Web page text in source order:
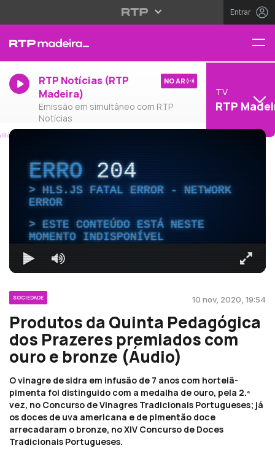
Entrar
RTP Notícias (RTP
Madeira)
Emissão em simultâneo com RTP
Notícias
NO AR
TV
RTP
ERRO204
HLS.JS FATAL ERROR - NETWORK
ERROR
ESTE CONTEÚDO ESTÁ NESTE
MOMENTO INDISPONÍVEL
SOCIEDADE 10 nov, 2020, 19:54
Produtos da Quinta Pedagógica
dos Prazeres premiados com
ouro e bronze (Áudio)
O vinagre de sidra em infusão de 7 anos com hortelã-
pimenta foi distinguido com a medalha de ouro, pela 2.ª
vez, no Concurso de Vinagres Tradicionais Portugueses; já
os doces de uva americana e de pimentão doce
arrecadaram o bronze, no XIV Concurso de Doces
Tradicionais Portugueses.